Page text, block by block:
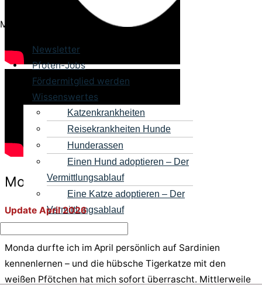
Menü
Newsletter
Pfoten-Jobs
Fördermitglied werden
Wissenswertes
Katzenkrankheiten
Reisekrankheiten Hunde
Hunderassen
Einen Hund adoptieren – Der
Vermittlungsablauf
Eine Katze adoptieren – Der
Vermittlungsablauf
Monda
Update April 2026
Monda durfte ich im April persönlich auf Sardinien
kennenlernen – und die hübsche Tigerkatze mit den
weißen Pfötchen hat mich sofort überrascht. Mittlerweile